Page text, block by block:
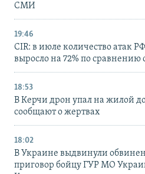
СМИ
19:46
CIR: в июле количество атак
выросло на 72% по
18:53
В Керчи дрон упал на жилой
сообщают о жертвах
18:02
В Украине выдвинули
приговор бойцу ГУР МО